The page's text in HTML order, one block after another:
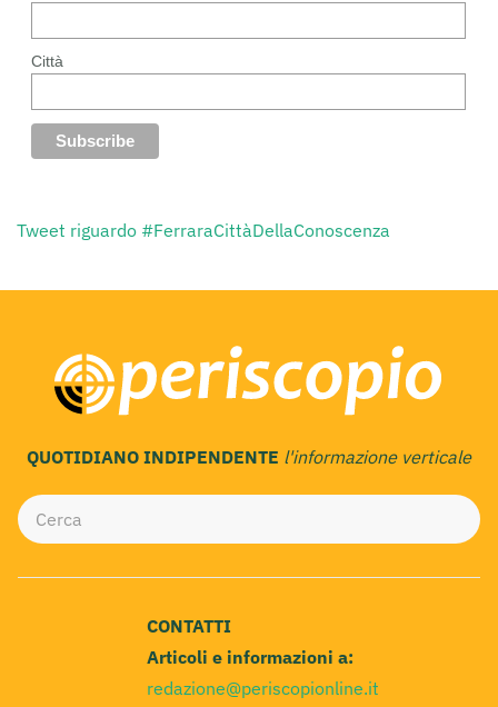
Città
Tweet riguardo #FerraraCittàDellaConoscenza
QUOTIDIANO INDIPENDENTE l'informazione verticale
CONTATTI
Articoli e informazioni a:
redazione@periscopionline.it